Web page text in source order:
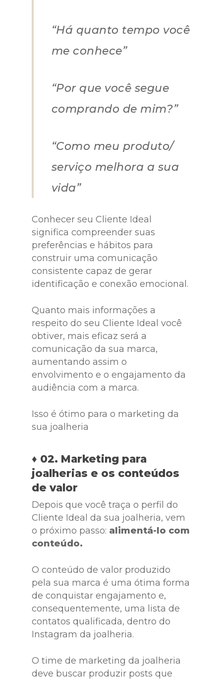
“Há quanto tempo você
me conhece”
“Por que você segue
comprando de mim?”
“Como meu produto/
serviço melhora a sua
vida”
Conhecer seu Cliente Ideal
significa compreender suas
preferências e hábitos para
construir uma comunicação
consistente capaz de gerar
identificação e conexão emocional.
Quanto mais informações a
respeito do seu Cliente Ideal você
obtiver, mais eficaz será a
comunicação da sua marca,
aumentando assim o
envolvimento e o engajamento da
audiência com a marca.
Isso é ótimo para o marketing da
sua joalheria
♦ 02. Marketing para
joalherias e os conteúdos
de valor
Depois que você traça o perfil do
Cliente Ideal da sua joalheria, vem
o próximo passo: alimentá-lo com
conteúdo.
O conteúdo de valor produzido
pela sua marca é uma ótima forma
de conquistar engajamento e,
consequentemente, uma lista de
contatos qualificada, dentro do
Instagram da joalheria.
O time de marketing da joalheria
deve buscar produzir posts que